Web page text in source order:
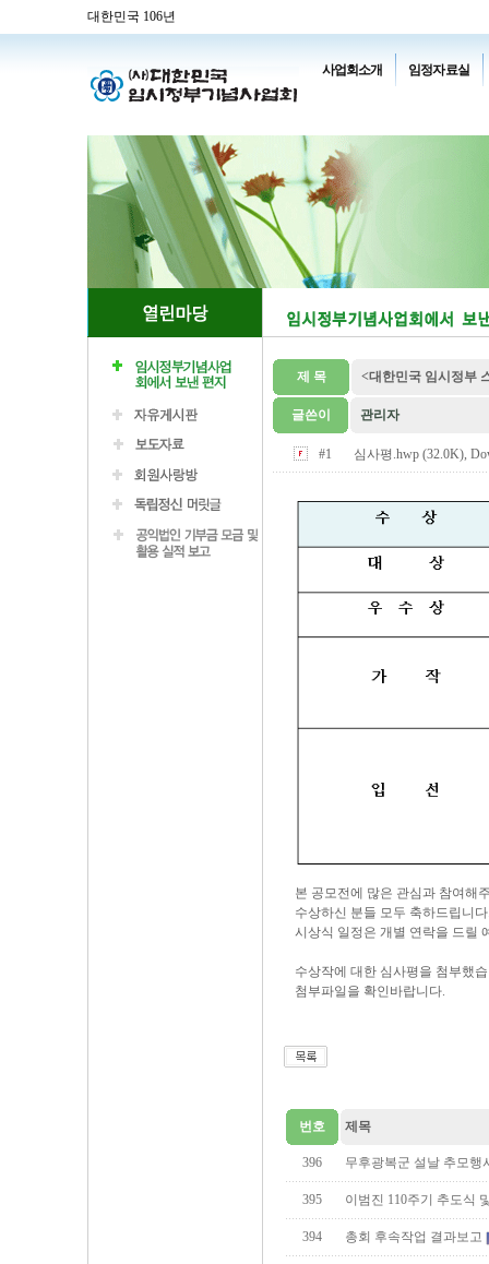
대한민국 106년
사업회소개 임정자료실
제 목 <대한민국 임시정부
글쓴이 관리자
#1 심사평.hwp (32.0K),
본 공모전에 많은 관심과 참여해
수상하신 분들 모두 축하드립니
시상식 일정은 개별 연락을 드릴
수상작에 대한 심사평을 첨부했
첨부파일을 확인바랍니다.
번호 제목
396 무후광복군 설날 추모행
395 이범진 110주기 추도식
394 총회 후속작업 결과보고